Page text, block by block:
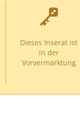
Dieses Inserat ist
in der
Vorvermarktung